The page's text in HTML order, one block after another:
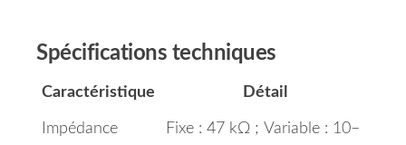
Spécifications techniques
Caractéristique Détail
Impédance
Fixe : 47 kΩ ; Variable : 10–